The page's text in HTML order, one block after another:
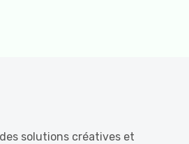
des solutions créatives et